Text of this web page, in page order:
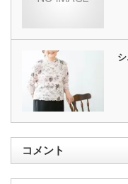
コメント